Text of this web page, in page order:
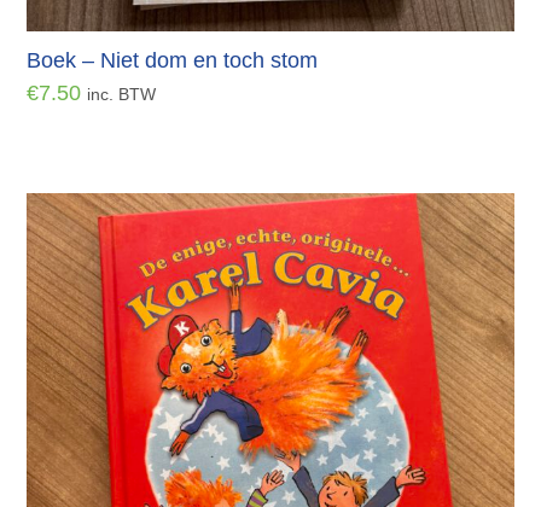
Boek – Niet dom en toch stom
€7.50 inc. BTW